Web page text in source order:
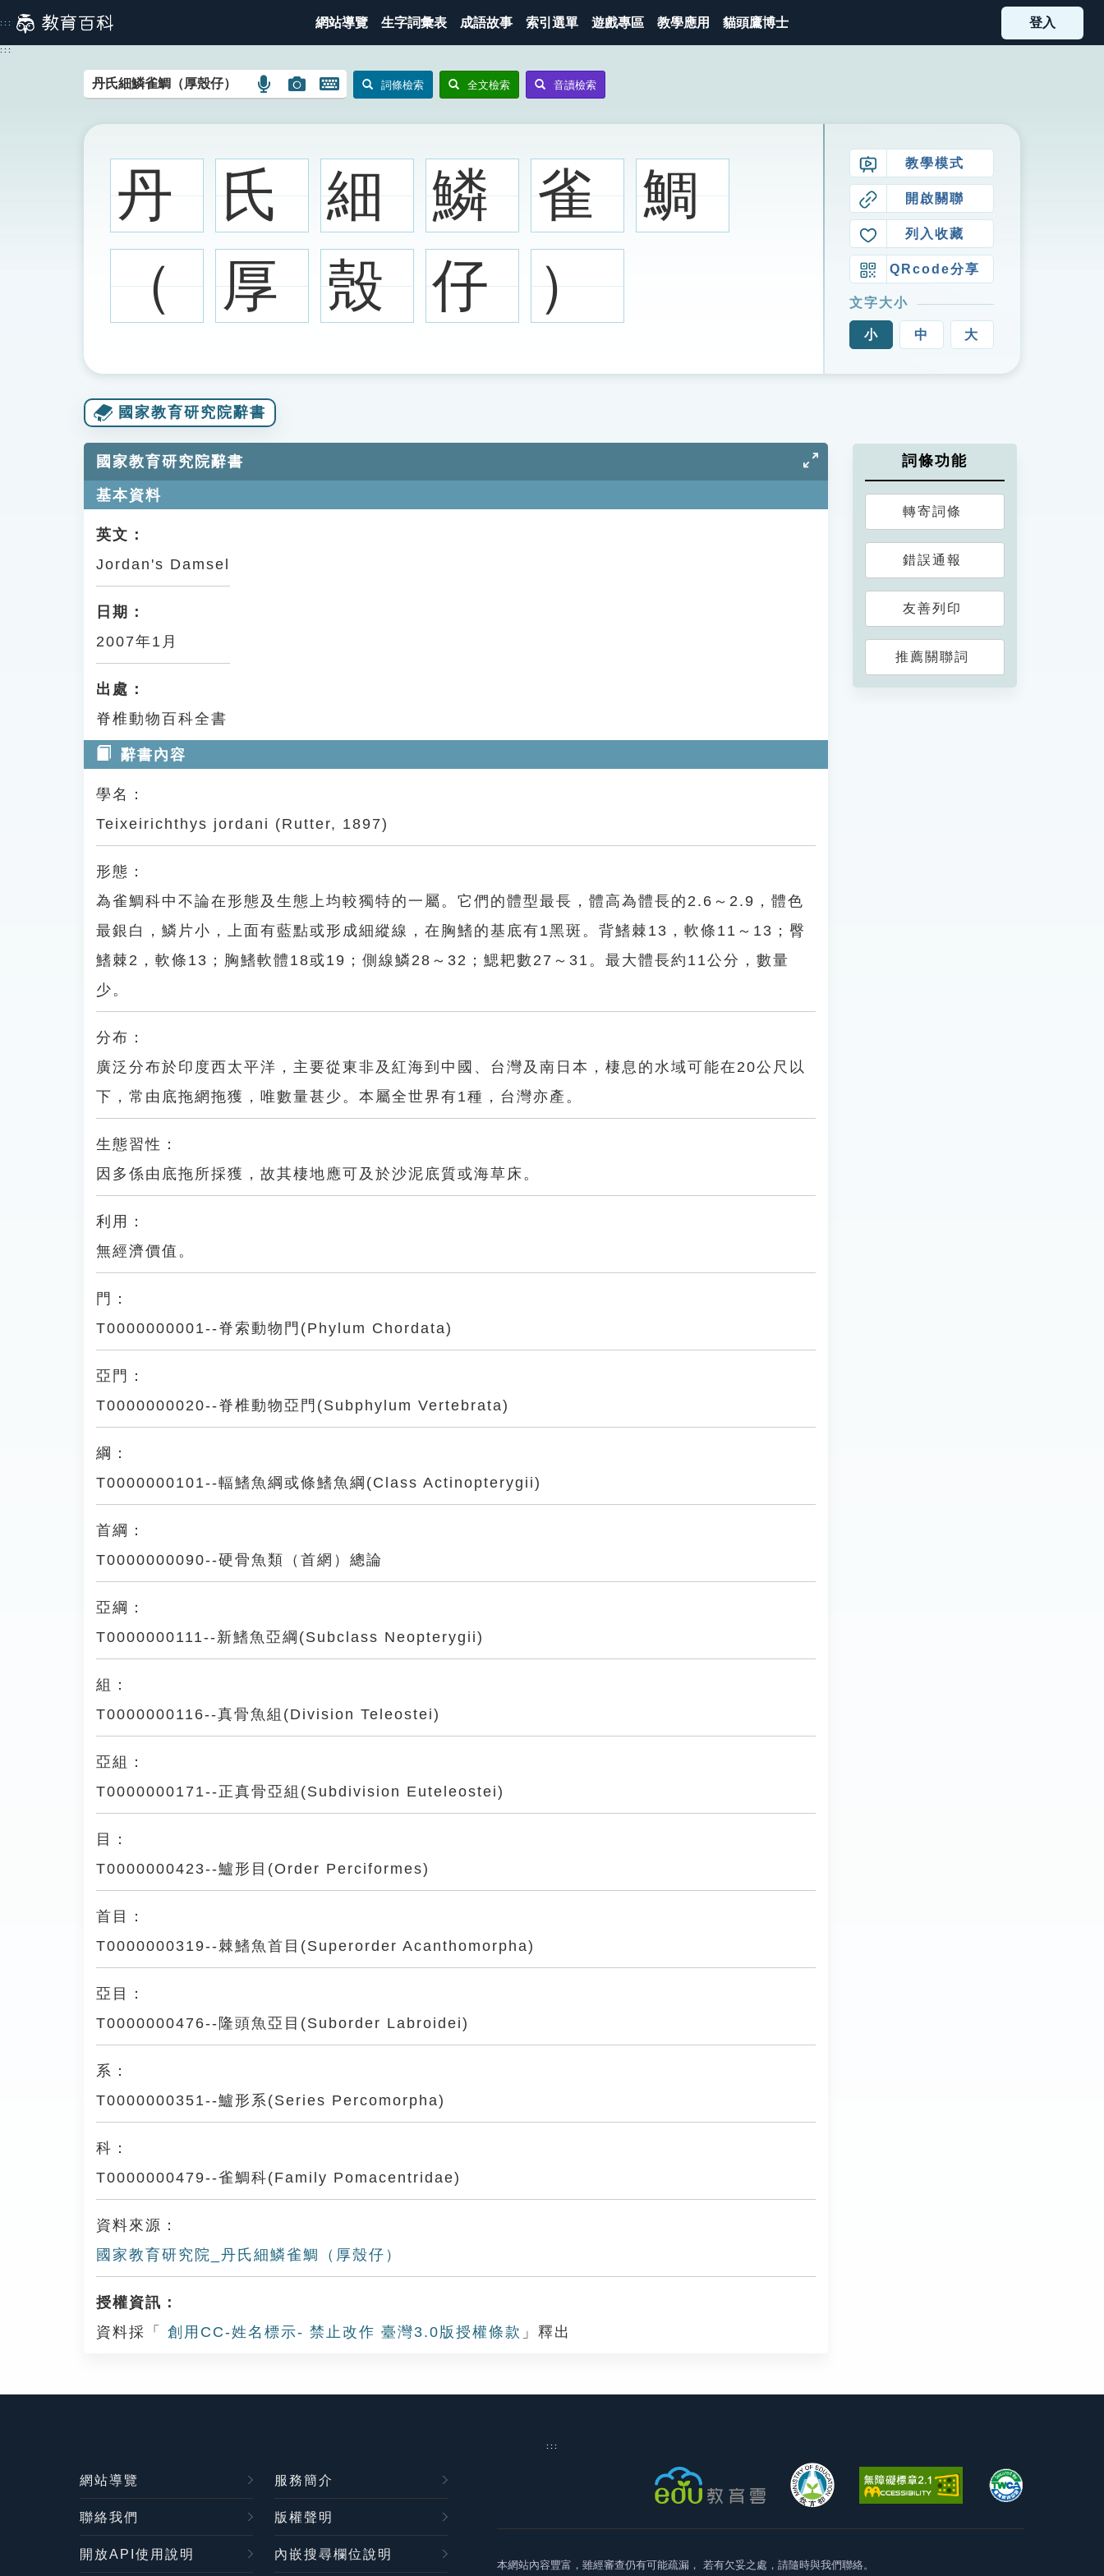
到
主
::: 網站導覽 生字詞彙表 成語故事 索引選單 遊戲專區 教學應用 貓頭鷹博士 登入
:::
語
搜
圖
圖
搜
圖
開
鍵
圖
示
詞條檢索 全文檢索 音讀檢索
丹 氏 細 鱗 雀
鯛
（
厚 殼 仔 ）
教學模式
開啟關聯
列入收藏
QRcode分享
文字大小
小 中 大
國家教育研究院辭書
國家教育研究院辭書
基本資料
英文：
Jordan's Damsel
日期：
2007年1月
出處：
脊椎動物百科全書
辭書內容
學名：
Teixeirichthys jordani (Rutter, 1897)
形態：
為雀鯛科中不論在形態及生態上均較獨特的一屬。它們的體型最長，體高為體長的2.6～2.9，體色
最銀白，鱗片小，上面有藍點或形成細縱線，在胸鰭的基底有1黑斑。背鰭棘13，軟條11～13；臀
鰭棘2，軟條13；胸鰭軟體18或19；側線鱗28～32；鰓耙數27～31。最大體長約11公分，數量
少。
分布：
廣泛分布於印度西太平洋，主要從東非及紅海到中國、台灣及南日本，棲息的水域可能在20公尺以
下，常由底拖網拖獲，唯數量甚少。本屬全世界有1種，台灣亦產。
生態習性：
因多係由底拖所採獲，故其棲地應可及於沙泥底質或海草床。
利用：
無經濟價值。
門：
T0000000001--脊索動物門(Phylum Chordata)
亞門：
T0000000020--脊椎動物亞門(Subphylum Vertebrata)
綱：
T0000000101--輻鰭魚綱或條鰭魚綱(Class Actinopterygii)
首綱：
T0000000090--硬骨魚類（首網）總論
亞綱：
T0000000111--新鰭魚亞綱(Subclass Neopterygii)
組：
T0000000116--真骨魚組(Division Teleostei)
亞組：
T0000000171--正真骨亞組(Subdivision Euteleostei)
目：
T0000000423--鱸形目(Order Perciformes)
首目：
T0000000319--棘鰭魚首目(Superorder Acanthomorpha)
亞目：
T0000000476--隆頭魚亞目(Suborder Labroidei)
系：
T0000000351--鱸形系(Series Percomorpha)
科：
T0000000479--雀鯛科(Family Pomacentridae)
資料來源：
國家教育研究院_丹氏細鱗雀鯛（厚殼仔）
授權資訊：
資料採「
創用CC-姓名標示- 禁止改作 臺灣3.0版授權條款 」釋出
詞條功能
轉寄詞條
錯誤通報
友善列印
推薦關聯詞
:::
網站導覽 服務簡介
聯絡我們 版權聲明
開放API使用說明 內嵌搜尋欄位說明
本網站內容豐富，雖經審查仍有可能疏漏， 若有欠妥之處，請隨時與我們聯絡。